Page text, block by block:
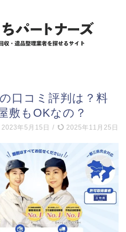
口コミ評判は？料
敷もOKなの？
2023年5月15日 / 2025年11月25日